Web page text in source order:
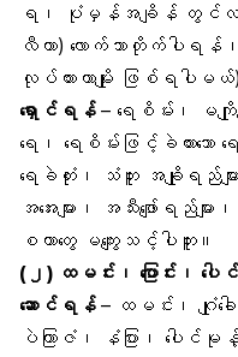
ရ၊ ပုံမှန်အချိန် တွင်
လီတာ) လောက်သာတိုက်ပါ
လုပ်ထားတာမျိုး ဖြစ်ရပါမယ်)
ရှောင်ရန်– ရေစိမ်း၊ မကျို
ရေ၊ ရေစိမ်းဖြင့်ခဲထားသော ရေ
ရေခဲတုံး၊ သံဘူး အချိုရည်များ
အအေးများ၊ အသီးဖျော်ရည်
စတာတွေ မကျွေးသင့်ပါဘူး။
(၂) ထမင်း၊ ပြောင်း၊ ပေ
ဆောင်ရန်– ထမင်း ၊ ဂျုံ
ပဲကြာဇံ၊ နံပြား၊ ပေါင်မု